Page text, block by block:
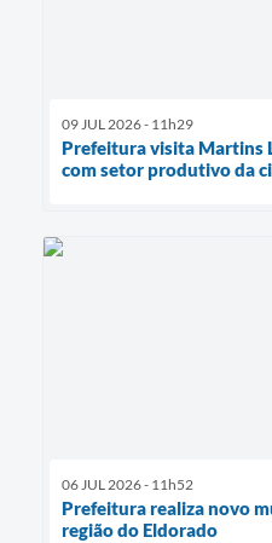
09 JUL 2026 - 11h29
Prefeitura visita Martins
com setor produtivo da
06 JUL 2026 - 11h52
Prefeitura realiza novo
região do Eldorado